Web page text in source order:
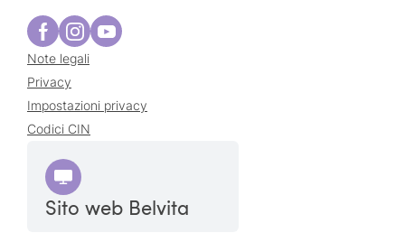
Note legali
Privacy
Impostazioni privacy
Codici CIN
Sito web Belvita